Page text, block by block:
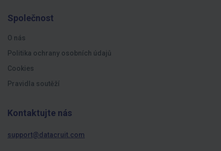
Společnost
O nás
Politika ochrany osobních údajů
Cookies
Pravidla soutěží
Kontaktujte nás
support@datacruit.com